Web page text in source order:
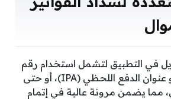
في التطبيق لتشمل استخدام رقم
الهاتف المحمول، أو عنوان الدفع اللحظي (IPA)، أو حتى
مما يضمن مرونة عالية في إتمام